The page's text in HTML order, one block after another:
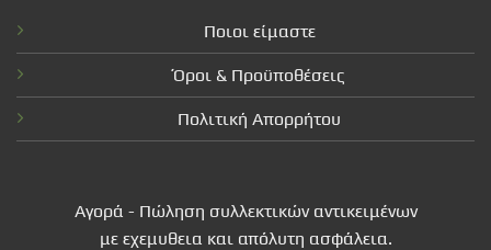
Ποιοι είμαστε
Όροι & Προϋποθέσεις
Πολιτική Απορρήτου
Αγορά - Πώληση συλλεκτικών αντικειμένων
με εχεμυθεια και απόλυτη ασφάλεια.